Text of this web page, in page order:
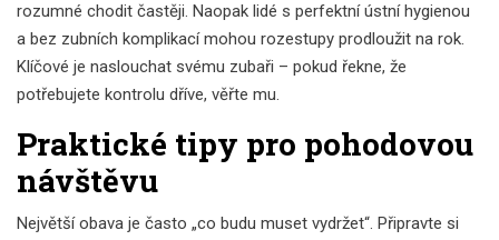
rozumné chodit častěji. Naopak lidé s perfektní ústní hygienou
a bez zubních komplikací mohou rozestupy prodloužit na rok.
Klíčové je naslouchat svému zubaři – pokud řekne, že
potřebujete kontrolu dříve, věřte mu.
Praktické tipy pro pohodovou
návštěvu
Největší obava je často „co budu muset vydržet“. Připravte si